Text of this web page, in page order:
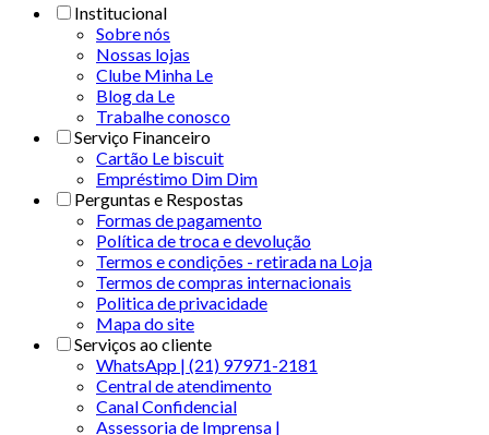
Institucional
Sobre nós
Nossas lojas
Clube Minha Le
Blog da Le
Trabalhe conosco
Serviço Financeiro
Cartão Le biscuit
Empréstimo Dim Dim
Perguntas e Respostas
Formas de pagamento
Política de troca e devolução
Termos e condições - retirada na Loja
Termos de compras internacionais
Politica de privacidade
Mapa do site
Serviços ao cliente
WhatsApp | (21) 97971-2181
Central de atendimento
Canal Confidencial
Assessoria de Imprensa |